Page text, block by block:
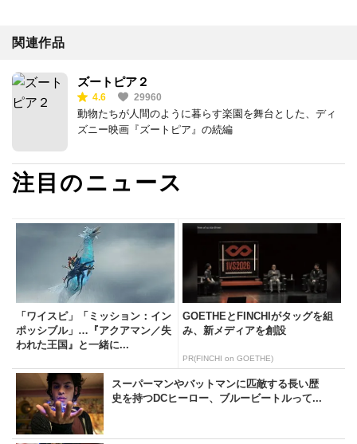
関連作品
ズートピア２
4.6 29960
動物たちが人間のように暮らす楽園を舞台とした、ディ
ズニー映画『ズートピア』の続編
注目のニュース
「ワイスピ」「ミッション：イン
ポッシブル」…『アクアマン／失
われた王国』と一緒に...
GOETHEとFINCHIがタッグを組
み、新メディアを創設
PR(FINCHI on GOETHE)
スーパーマンやバットマンに匹敵する長い歴
史を持つDCヒーロー、ブルービートルって...